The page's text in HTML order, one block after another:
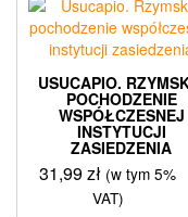
USUCAPIO.
POCHODZENIE
WSPÓŁCZESNEJ
INSTYTUCJI
ZASIEDZENIA
31,99zł (w tym 5%
VAT)